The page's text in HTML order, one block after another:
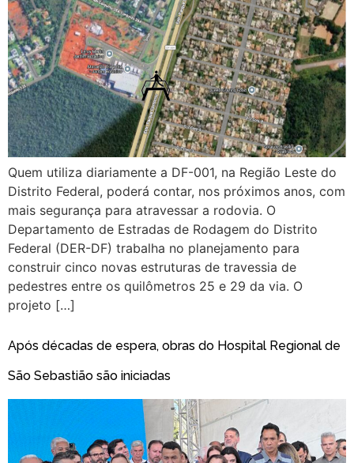
Quem utiliza diariamente a DF-001, na Região Leste do
Distrito Federal, poderá contar, nos próximos anos, com
mais segurança para atravessar a rodovia. O
Departamento de Estradas de Rodagem do Distrito
Federal (DER-DF) trabalha no planejamento para
construir cinco novas estruturas de travessia de
pedestres entre os quilômetros 25 e 29 da via. O
projeto […]
Após décadas de espera, obras do Hospital Regional de
São Sebastião são iniciadas